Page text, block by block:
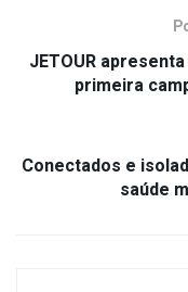
JETOUR
primeira
Conectados e
saúde